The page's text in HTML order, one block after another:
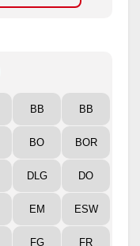
BB BB
BO BOR
DLG DO
EM ESW
FG FR